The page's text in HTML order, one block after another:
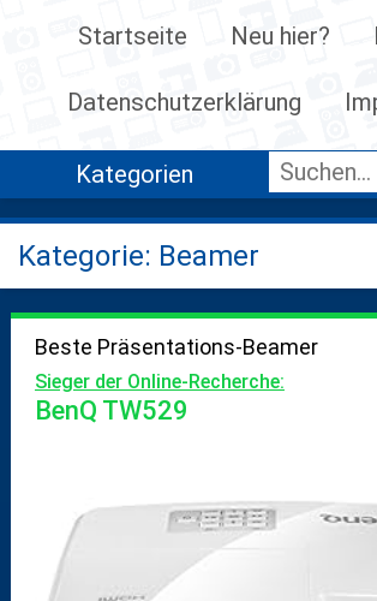
Startseite Neu hier?
Datenschutzerklärung
Kategorien
Kategorie: Beamer
Beste Präsentations-Beamer
Sieger der Online-Recherche:
BenQ TW529